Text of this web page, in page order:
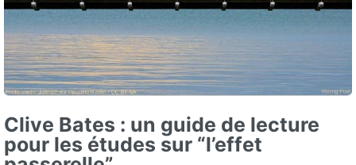
Clive Bates : un guide de lecture
pour les études sur “l’effet